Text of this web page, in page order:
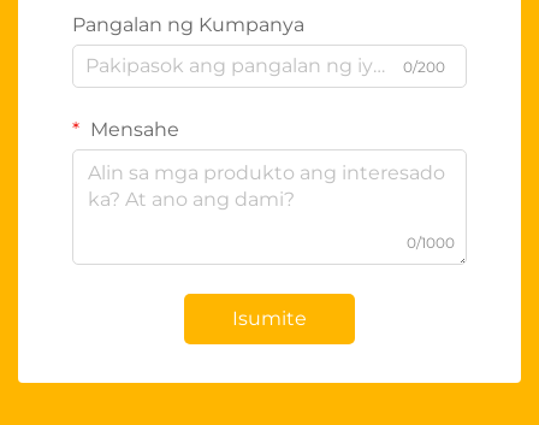
Pangalan ng Kumpanya
0/200
Mensahe
0/1000
Isumite